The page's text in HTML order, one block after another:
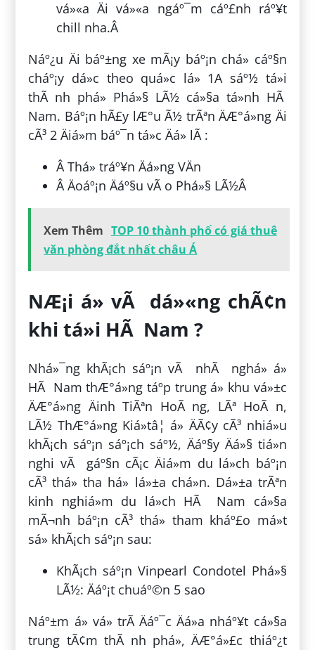
vá»«a Äi vá»«a ngáº¯m cáº£nh ráº¥t
chill nha.Â
Náº¿u Äi báº±ng xe mÃ¡y báº¡n chá» cáº§n
cháº¡y dá»c theo quá»c lá» 1A sáº½ tá»i
thÃ nh phá» Phá»§ LÃ½ cá»§a tá»nh HÃ
Nam. Báº¡n hÃ£y lÆ°u Ã½ trÃªn ÄÆ°á»ng Äi
cÃ³ 2 Äiá»m báº¯n tá»c Äá» lÃ :
Â Thá» tráº¥n Äá»ng VÄn
Â Äoáº¡n Äáº§u vÃ o Phá»§ LÃ½Â
Xem Thêm TOP 10 thành phố có giá thuê
văn phòng đắt nhất châu Á
NÆ¡i á» vÃ dá»«ng chÃ¢n
khi tá»i HÃ Nam ?
Nhá»¯ng khÃ¡ch sáº¡n vÃ nhÃ nghá» á»
HÃ Nam thÆ°á»ng táº­p trung á» khu vá»±c
ÄÆ°á»ng Äinh TiÃªn HoÃ ng, LÃª HoÃ n,
LÃ½ ThÆ°á»ng Kiá»tâ¦ á» ÄÃ¢y cÃ³ nhiá»u
khÃ¡ch sáº¡n sáº¡ch sáº½, Äáº§y Äá»§ tiá»n
nghi vÃ gáº§n cÃ¡c Äiá»m du lá»ch báº¡n
cÃ³ thá» tha há» lá»±a chá»n. Dá»±a trÃªn
kinh nghiá»m du lá»ch HÃ Nam cá»§a
mÃ¬nh báº¡n cÃ³ thá» tham kháº£o má»t
sá» khÃ¡ch sáº¡n sau:
KhÃ¡ch sáº¡n Vinpearl Condotel Phá»§
LÃ½: Äáº¡t chuáº©n 5 sao
Náº±m á» vá» trÃ­ Äáº¯c Äá»a nháº¥t cá»§a
trung tÃ¢m thÃ nh phá», ÄÆ°á»£c thiáº¿t